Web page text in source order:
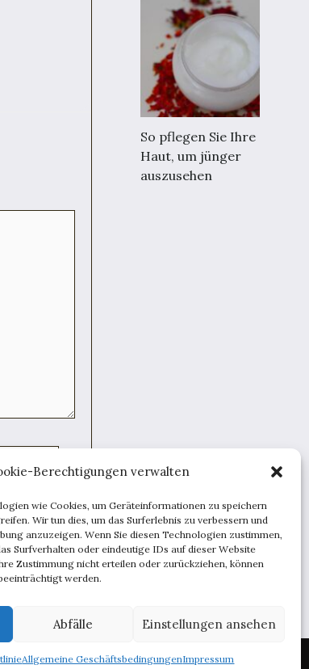
Berechtigungen verwalten
wie Cookies, um Geräteinformationen zu speichern
Wir tun dies, um das Surferlebnis zu verbessern und
anzuzeigen. Wenn Sie diesen Technologien zustimmen,
Surfverhalten oder eindeutige IDs auf dieser Website
Zustimmung nicht erteilen oder zurückziehen, können
werden.
Abfälle Einstellungen ansehen
Allgemeine GeschäftsbedingungenImpressum
So pflegen Sie Ihre
Haut, um jünger
auszusehen
Inspirationen Männchen